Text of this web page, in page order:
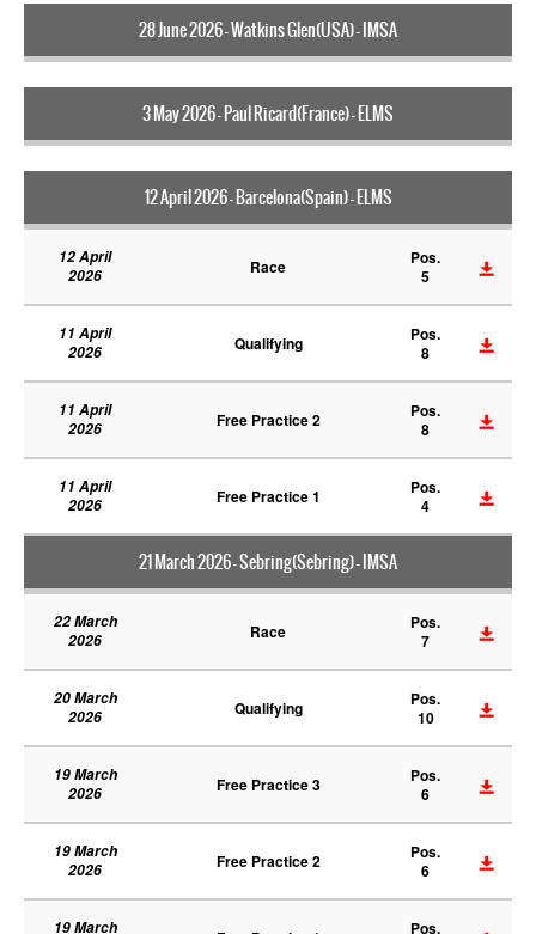
28 June 2026 - Watkins Glen(USA) - IMSA
3 May 2026 - Paul Ricard(France) - ELMS
12 April 2026 - Barcelona(Spain) - ELMS
12 April
2026
Race
Pos.
5
11 April
2026
Qualifying
Pos.
8
11 April
2026
Free Practice 2
Pos.
8
11 April
2026
Free Practice 1
Pos.
4
21 March 2026 - Sebring(Sebring) - IMSA
22 March
2026
Race
Pos.
7
20 March
2026
Qualifying
Pos.
10
19 March
2026
Free Practice 3
Pos.
6
19 March
2026
Free Practice 2
Pos.
6
19 March Pos.